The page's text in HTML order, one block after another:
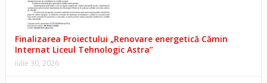
Finalizarea Proiectului „Renovare energetică Cămin
Internat Liceul Tehnologic Astra”
iulie 30, 2026